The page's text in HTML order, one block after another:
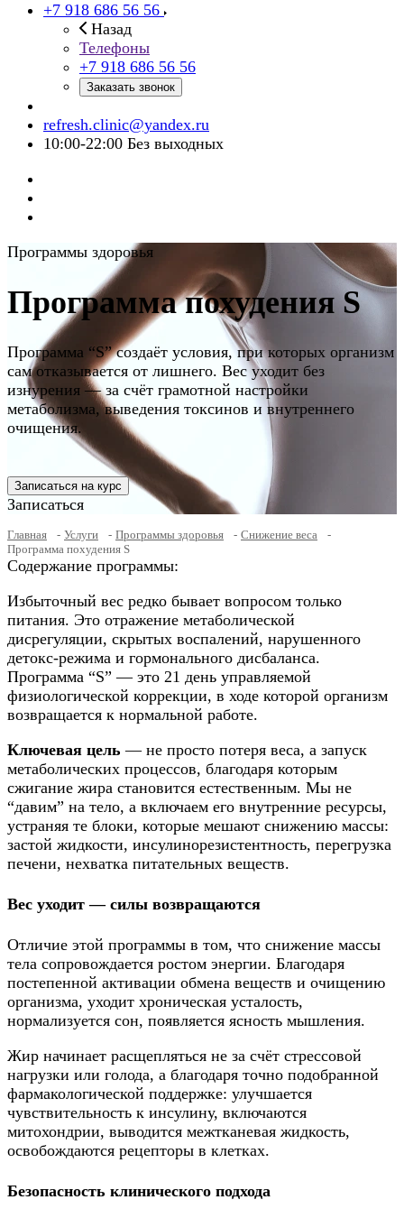
+7 918 686 56 56
Назад
Телефоны
+7 918 686 56 56
Заказать звонок
refresh.clinic@yandex.ru
10:00-22:00 Без выходных
Программы здоровья
Программа похудения S
Программа “S” создаёт условия, при которых организм
сам отказывается от лишнего. Вес уходит без
изнурения — за счёт грамотной настройки
метаболизма, выведения токсинов и внутреннего
очищения.
Записаться на курс
Записаться
Главная Услуги Программы здоровья
Снижение веса
Программа похудения S
Содержание программы:
Избыточный вес редко бывает вопросом только
питания. Это отражение метаболической
дисрегуляции, скрытых воспалений, нарушенного
детокс-режима и гормонального дисбаланса.
Программа “S” — это 21 день управляемой
физиологической коррекции, в ходе которой организм
возвращается к нормальной работе.
Ключевая цель — не просто потеря веса, а запуск
метаболических процессов, благодаря которым
сжигание жира становится естественным. Мы не
“давим” на тело, а включаем его внутренние ресурсы,
устраняя те блоки, которые мешают снижению массы:
застой жидкости, инсулинорезистентность, перегрузка
печени, нехватка питательных веществ.
Вес уходит — силы возвращаются
Отличие этой программы в том, что снижение массы
тела сопровождается ростом энергии. Благодаря
постепенной активации обмена веществ и очищению
организма, уходит хроническая усталость,
нормализуется сон, появляется ясность мышления.
Жир начинает расщепляться не за счёт стрессовой
нагрузки или голода, а благодаря точно подобранной
фармакологической поддержке: улучшается
чувствительность к инсулину, включаются
митохондрии, выводится межтканевая жидкость,
освобождаются рецепторы в клетках.
Безопасность клинического подхода